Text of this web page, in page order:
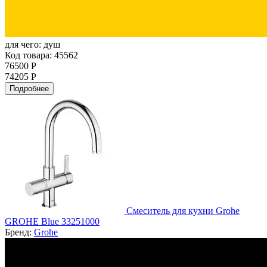
для чего: душ
Код товара: 45562
76500 Р
74205 Р
Подробнее
Смеситель для кухни Grohe
GROHE Blue 33251000
Бренд: Grohe